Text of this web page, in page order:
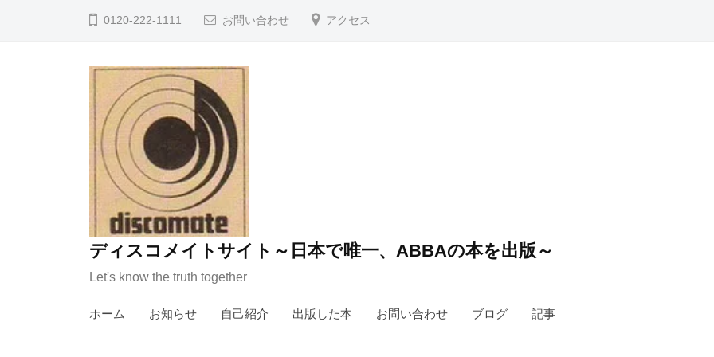
0120-222-1111 お問い合わせ アクセス
ディスコメイトサイト～日本で唯一、ABBAの本を出版～
Let's know the truth together
ホーム お知らせ 自己紹介 出版した本 お問い合わせ ブログ 記事